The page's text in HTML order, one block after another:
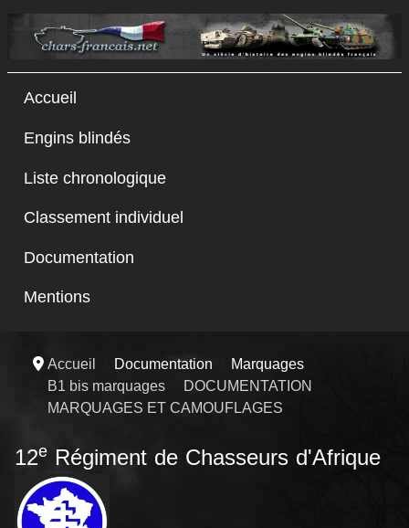
Accueil
Engins blindés
Liste chronologique
Classement individuel
Documentation
Mentions
Accueil Documentation
Marquages
B1 bis marquages
DOCUMENTATION
MARQUAGES ET CAMOUFLAGES
12e Régiment de Chasseurs d'Afrique